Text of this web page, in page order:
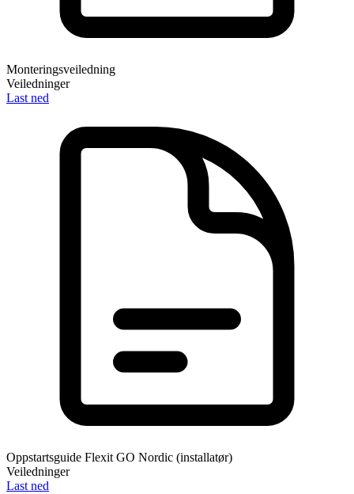
Monteringsveiledning
Veiledninger
Last ned
Oppstartsguide Flexit GO Nordic (installatør)
Veiledninger
Last ned